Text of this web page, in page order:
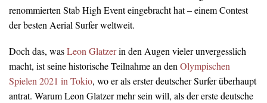
renommierten Stab High Event eingebracht hat – einem Contest
der besten Aerial Surfer weltweit.
Doch das, wasLeon Glatzerin den Augen vieler unvergesslich
macht, ist seine historische Teilnahme an den Olympischen
Spielen 2021 in Tokio, wo er als erster deutscher Surfer überhaupt
antrat. Warum Leon Glatzer mehr sein will, als der erste deutsche